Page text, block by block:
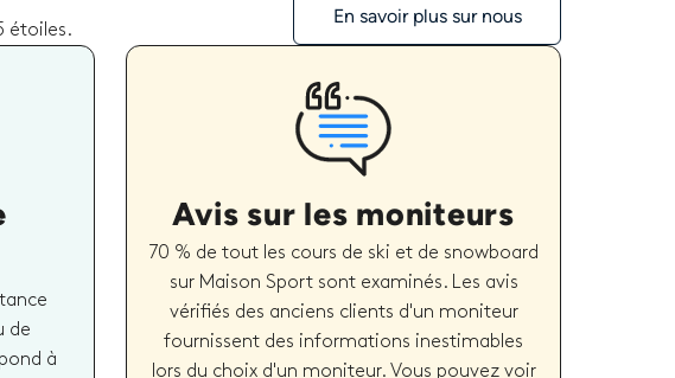
étoiles.
En savoir plus sur nous
de
à
Avis sur les moniteurs
70 % de tout les cours de ski et de snowboard
sur Maison Sport sont examinés. Les avis
vérifiés des anciens clients d'un moniteur
fournissent des informations inestimables
lors du choix d'un moniteur. Vous pouvez voir